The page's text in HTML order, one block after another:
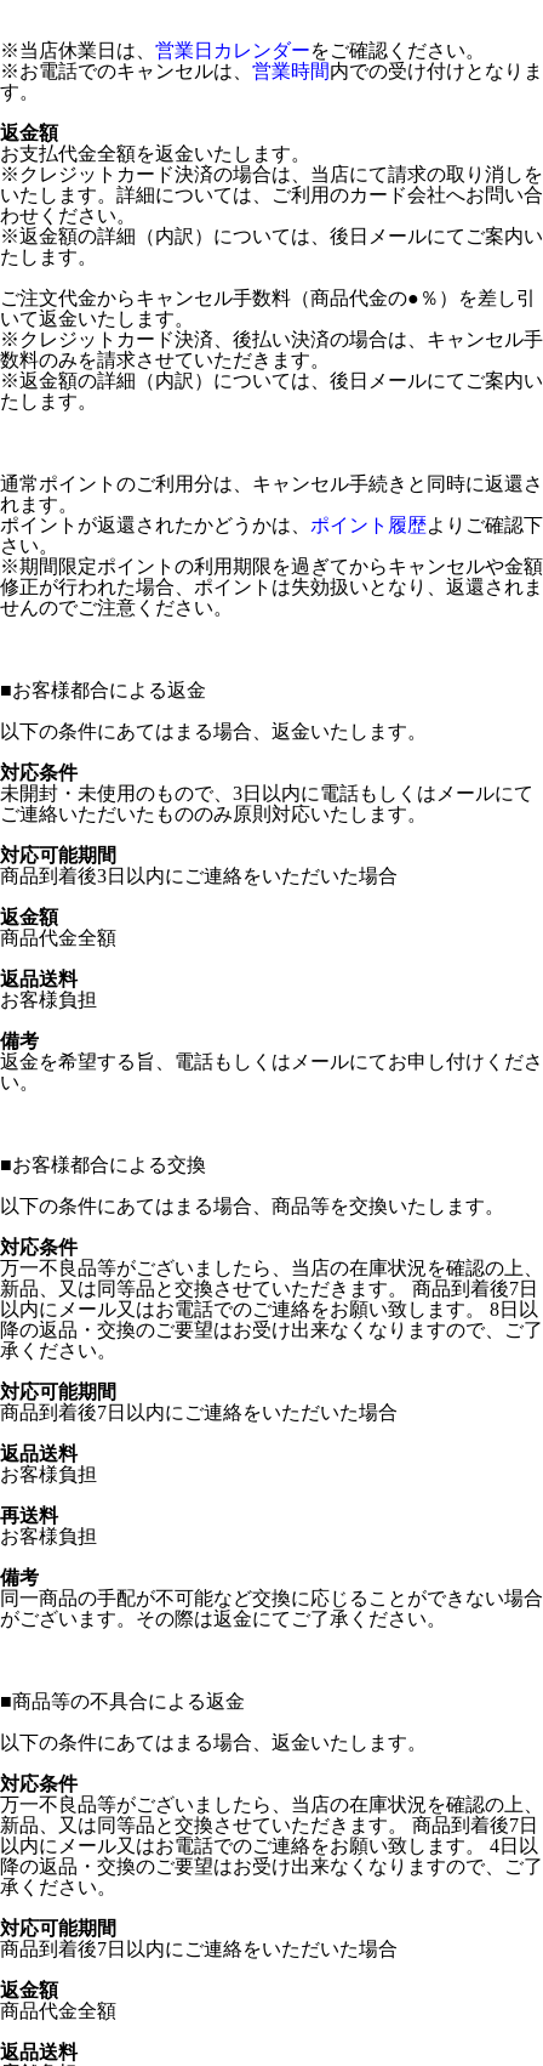
※当店休業日は、 営業日カレンダーをご確認ください。
※お電話でのキャンセルは、 営業時間内での受け付けとなりま
す。
返金額
お支払代金全額を返金いたします。
※クレジットカード決済の場合は、当店にて請求の取り消しを
いたします。詳細については、ご利用のカード会社へお問い合
わせください。
※返金額の詳細（内訳）については、後日メールにてご案内い
たします。
ご注文代金からキャンセル手数料（商品代金の●％）を差し引
いて返金いたします。
※クレジットカード決済、後払い決済の場合は、キャンセル手
数料のみを請求させていただきます。
※返金額の詳細（内訳）については、後日メールにてご案内い
たします。
通常ポイントのご利用分は、キャンセル手続きと同時に返還さ
れます。
ポイントが返還されたかどうかは、 ポイント履歴よりご確認下
さい。
※期間限定ポイントの利用期限を過ぎてからキャンセルや金額
修正が行われた場合、ポイントは失効扱いとなり、返還されま
せんのでご注意ください。
■お客様都合による返金
以下の条件にあてはまる場合、返金いたします。
対応条件
未開封・未使用のもので、3日以内に電話もしくはメールにて
ご連絡いただいたもののみ原則対応いたします。
対応可能期間
商品到着後3日以内にご連絡をいただいた場合
返金額
商品代金全額
返品送料
お客様負担
備考
返金を希望する旨、電話もしくはメールにてお申し付けくださ
い。
■お客様都合による交換
以下の条件にあてはまる場合、商品等を交換いたします。
対応条件
万一不良品等がございましたら、当店の在庫状況を確認の上、
新品、又は同等品と交換させていただきます。 商品到着後7日
以内にメール又はお電話でのご連絡をお願い致します。 8日以
降の返品・交換のご要望はお受け出来なくなりますので、ご了
承ください。
対応可能期間
商品到着後7日以内にご連絡をいただいた場合
返品送料
お客様負担
再送料
お客様負担
備考
同一商品の手配が不可能など交換に応じることができない場合
がございます。その際は返金にてご了承ください。
■商品等の不具合による返金
以下の条件にあてはまる場合、返金いたします。
対応条件
万一不良品等がございましたら、当店の在庫状況を確認の上、
新品、又は同等品と交換させていただきます。 商品到着後7日
以内にメール又はお電話でのご連絡をお願い致します。 4日以
降の返品・交換のご要望はお受け出来なくなりますので、ご了
承ください。
対応可能期間
商品到着後7日以内にご連絡をいただいた場合
返金額
商品代金全額
返品送料